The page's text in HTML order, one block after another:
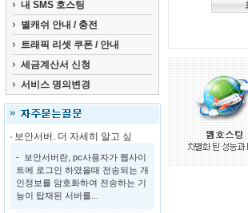
내 SMS 호스팅
별캐쉬 안내 / 충전
트래픽 리셋 쿠폰 / 안내
세금계산서 신청
서비스 명의변경
보안서버. 더 자세히 알고 싶
- 보안서버란, pc사용자가 웹사이
트에 로그인 하였을때 전송되는 개
인정보를 암호화하여 전송하는 기
능이 탑재된 서버를...